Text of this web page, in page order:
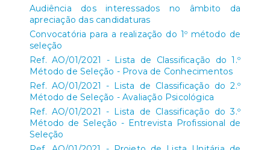
Audiência dos interessados no âmbito da
apreciação das candidaturas
Convocatória para a realização do 1º método de
seleção
Ref. AO/01/2021 - Lista de Classificação do 1.º
Método de Seleção - Prova de Conhecimentos
Ref. AO/01/2021 - Lista de Classificação do 2.º
Método de Seleção - Avaliação Psicológica
Ref. AO/01/2021 - Lista de Classificação do 3.º
Método de Seleção - Entrevista Profissional de
Seleção